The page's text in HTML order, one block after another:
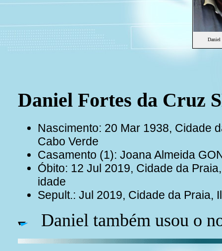
Daniel
Daniel Fortes da Cruz
Nascimento: 20 Mar 1938, Cidade
Cabo Verde
Casamento (1): Joana Almeida
Óbito: 12 Jul 2019, Cidade da
idade
Sepult.: Jul 2019, Cidade da Praia,
Daniel também usou o